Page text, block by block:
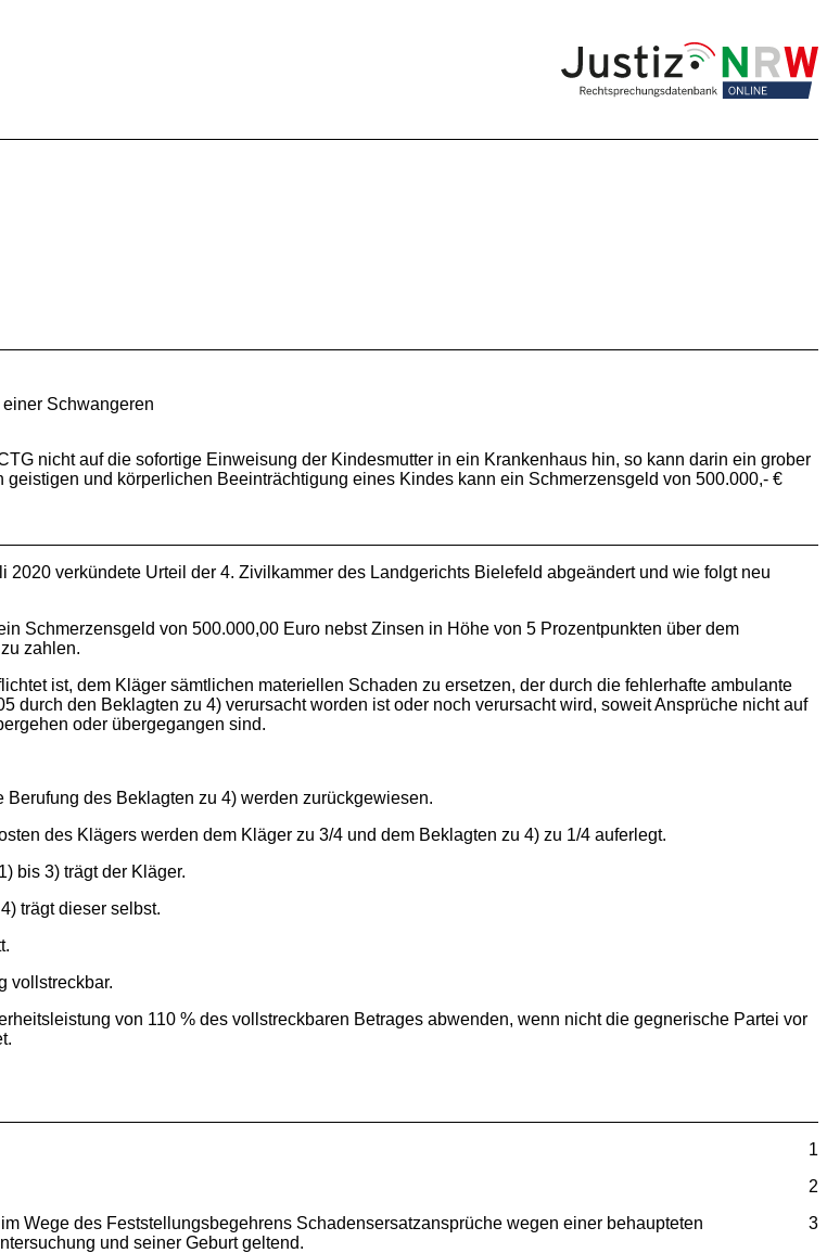
Schwangeren
nicht auf die sofortige Einweisung der Kindesmutter in ein Krankenhaus hin, so kann darin ein grober
und körperlichen Beeinträchtigung eines Kindes kann ein Schmerzensgeld von 500.000,- €
verkündete Urteil der 4. Zivilkammer des Landgerichts Bielefeld abgeändert und wie folgt neu
Schmerzensgeld von 500.000,00 Euro nebst Zinsen in Höhe von 5 Prozentpunkten über dem
zahlen.
ist, dem Kläger sämtlichen materiellen Schaden zu ersetzen, der durch die fehlerhafte ambulante
durch den Beklagten zu 4) verursacht worden ist oder noch verursacht wird, soweit Ansprüche nicht auf
oder übergegangen sind.
des Beklagten zu 4) werden zurückgewiesen.
des Klägers werden dem Kläger zu 3/4 und dem Beklagten zu 4) zu 1/4 auferlegt.
bis 3) trägt der Kläger.
trägt dieser selbst.
vollstreckbar.
von 110 % des vollstreckbaren Betrages abwenden, wenn nicht die gegnerische Partei vor
1
2
3
Wege des Feststellungsbegehrens Schadensersatzansprüche wegen einer behaupteten
und seiner Geburt geltend.